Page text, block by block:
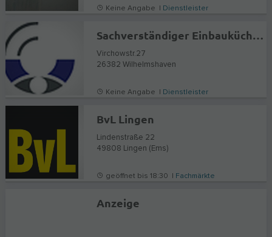
Keine Angabe | Dienstleister
Sachverständiger Einbauküchen Möbel Dipl.-Ing.Christoph Lechtermann IHK Oldenburg
Virchowstr.27
26382 Wilhelmshaven
Keine Angabe | Dienstleister
BvL Lingen
Lindenstraße 22
49808
Lingen (Ems)
geöffnet bis 18:30 | Fachmärkte
Anzeige